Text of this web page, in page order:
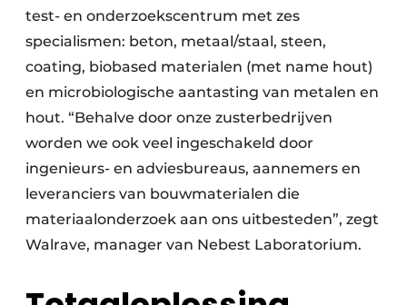
test- en onderzoekscentrum met zes
specialismen: beton, metaal/staal, steen,
coating, biobased materialen (met name hout)
en microbiologische aantasting van metalen en
hout. “Behalve door onze zusterbedrijven
worden we ook veel ingeschakeld door
ingenieurs- en adviesbureaus, aannemers en
leveranciers van bouwmaterialen die
materiaalonderzoek aan ons uitbesteden”, zegt
Walrave, manager van Nebest Laboratorium.